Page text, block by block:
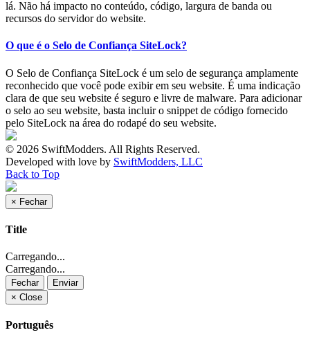
lá. Não há impacto no conteúdo, código, largura de banda ou
recursos do servidor do website.
O que é o Selo de Confiança SiteLock?
O Selo de Confiança SiteLock é um selo de segurança amplamente
reconhecido que você pode exibir em seu website. É uma indicação
clara de que seu website é seguro e livre de malware. Para adicionar
o selo ao seu website, basta incluir o snippet de código fornecido
pelo SiteLock na área do rodapé do seu website.
© 2026 SwiftModders. All Rights Reserved.
Developed with love by SwiftModders, LLC
Back to Top
× Fechar
Title
Carregando...
Carregando...
Fechar
Enviar
× Close
Português